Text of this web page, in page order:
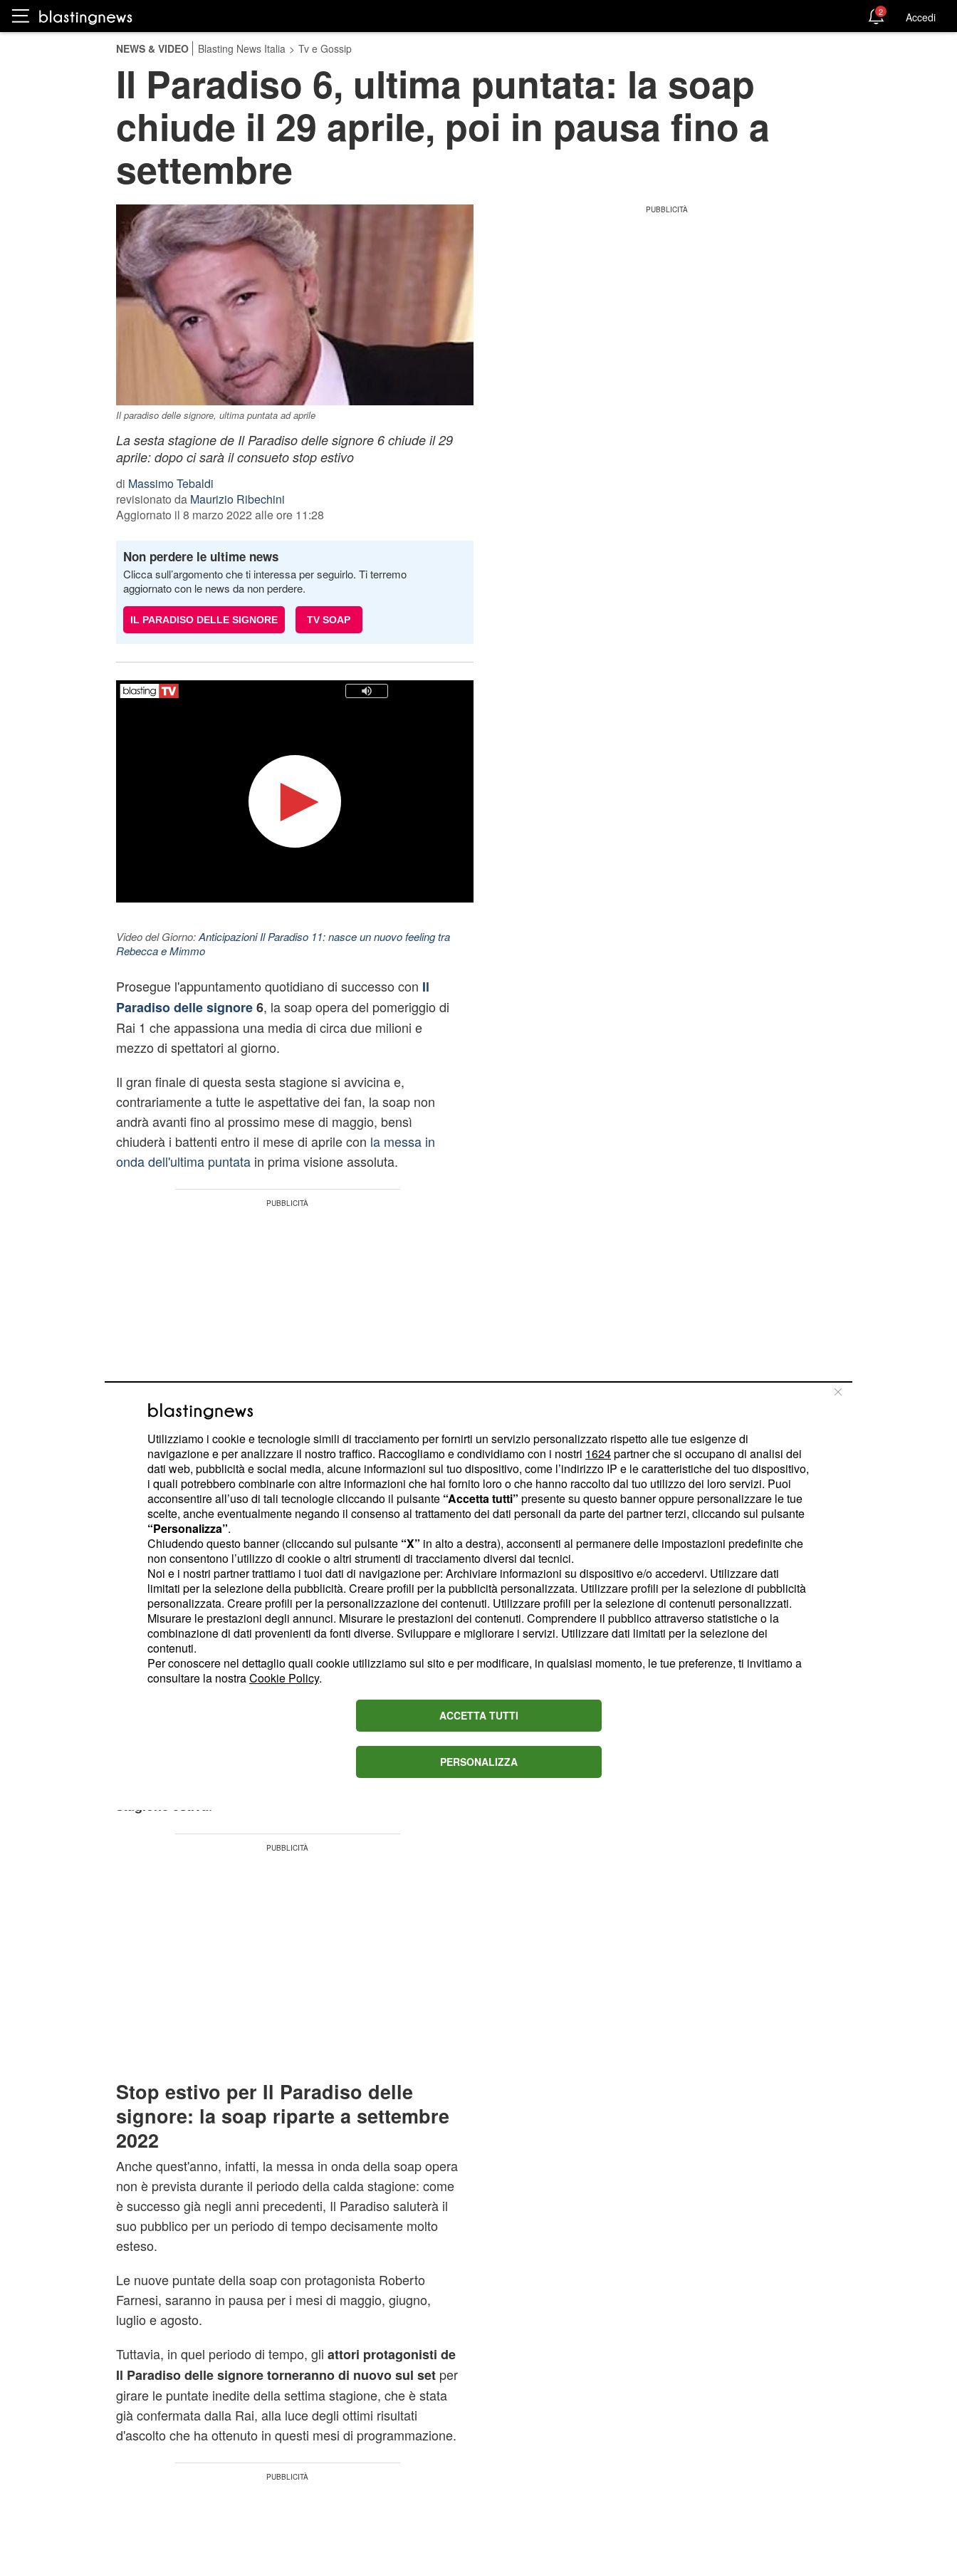
2 Accedi
NEWS & VIDEO Blasting News Italia > Tv e Gossip
Il Paradiso 6, ultima puntata: la soap
chiude il 29 aprile, poi in pausa fino a
settembre
Il paradiso delle signore, ultima puntata ad aprile
La sesta stagione de Il Paradiso delle signore 6 chiude il 29
aprile: dopo ci sarà il consueto stop estivo
di Massimo Tebaldi
revisionato da Maurizio Ribechini
Aggiornato il 8 marzo 2022 alle ore 11:28
Non perdere le ultime news
Clicca sull’argomento che ti interessa per seguirlo. Ti terremo
aggiornato con le news da non perdere.
IL PARADISO DELLE SIGNORE TV SOAP
Video del Giorno:Anticipazioni Il Paradiso 11: nasce un nuovo feeling tra
Rebecca e Mimmo
Prosegue l'appuntamento quotidiano di successo con Il
Paradiso delle signore6, la soap opera del pomeriggio di
Rai 1 che appassiona una media di circa due milioni e
mezzo di spettatori al giorno.
Il gran finale di questa sesta stagione si avvicina e,
contrariamente a tutte le aspettative dei fan, la soap non
andrà avanti fino al prossimo mese di maggio, bensì
chiuderà i battenti entro il mese di aprile con la messa in
onda dell'ultima puntatain prima visione assoluta.
Cambio programmazione Il Paradiso
delle signore 6: la soap chiude i
battenti ad aprile
Nel dettaglio, le anticipazioni riguardanti la programmazione
de Il Paradiso delle signore 6 rivelano che, quest'anno, la
soap opera chiuderà i battenti ilprossimo 29 aprile.
venerdìsarà trasmessa l'ultima puntata di questa
seguitissima stagione e quindi calerà il sipario sulle vicende
dei protagonisti che popolano il grande magazzino più
famoso del piccolo schermo.
I colpi di scena non mancheranno e tanti saranno gli
stagione, fino al gran finale del prossimo 29 aprile.
stagione estiva
Stop estivo per Il Paradiso delle
signore: la soap riparte a settembre
2022
Anche quest'anno, infatti, la messa in onda della soap opera
non è prevista durante il periodo della calda stagione: come
è successo già negli anni precedenti, Il Paradiso saluterà il
suo pubblico per un periodo di tempo decisamente molto
esteso.
Le nuove puntate della soap con protagonista Roberto
Farnesi, saranno in pausa per i mesi di maggio, giugno,
luglio e agosto.
Tuttavia, in quel periodo di tempo, gli attori protagonisti de
Il Paradiso delle signore torneranno di nuovo sul set per
girare le puntate inedite della settima stagione, che è stata
già confermata dalla Rai, alla luce degli ottimi risultati
d'ascolto che ha ottenuto in questi mesi di programmazione.
Utilizziamo i cookie e tecnologie simili di tracciamento per fornirti un servizio personalizzato rispetto alle tue esigenze di
navigazione e per analizzare il nostro traffico. Raccogliamo e condividiamo con i nostri 1624partner che si occupano di analisi dei
dati web, pubblicità e social media, alcune informazioni sul tuo dispositivo, come l’indirizzo IP e le caratteristiche del tuo dispositivo,
i quali potrebbero combinarle con altre informazioni che hai fornito loro o che hanno raccolto dal tuo utilizzo dei loro servizi. Puoi
acconsentire all’uso di tali tecnologie cliccando il pulsante “Accetta tutti” presente su questo banner oppure personalizzare le tue
scelte, anche eventualmente negando il consenso al trattamento dei dati personali da parte dei partner terzi, cliccando sul pulsante
“Personalizza”.
Chiudendo questo banner (cliccando sul pulsante “X” in alto a destra), acconsenti al permanere delle impostazioni predefinite che
non consentono l’utilizzo di cookie o altri strumenti di tracciamento diversi dai tecnici.
Noi e i nostri partner trattiamo i tuoi dati di navigazione per: Archiviare informazioni su dispositivo e/o accedervi. Utilizzare dati
limitati per la selezione della pubblicità. Creare profili per la pubblicità personalizzata. Utilizzare profili per la selezione di pubblicità
personalizzata. Creare profili per la personalizzazione dei contenuti. Utilizzare profili per la selezione di contenuti personalizzati.
Misurare le prestazioni degli annunci. Misurare le prestazioni dei contenuti. Comprendere il pubblico attraverso statistiche o la
combinazione di dati provenienti da fonti diverse. Sviluppare e migliorare i servizi. Utilizzare dati limitati per la selezione dei
contenuti.
Per conoscere nel dettaglio quali cookie utilizziamo sul sito e per modificare, in qualsiasi momento, le tue preferenze, ti invitiamo a
consultare la nostraCookie Policy.
ACCETTA TUTTI
PERSONALIZZA